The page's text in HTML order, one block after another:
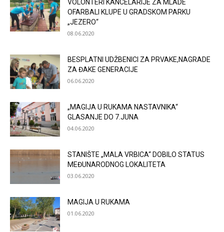
VOLONTERI KANCELARIJE ZA MLADE
OFARBALI KLUPE U GRADSKOM PARKU
„JEZERO“
08.06.2020
BESPLATNI UDŽBENICI ZA PRVAKE,NAGRADE
ZA ĐAKE GENERACIJE
06.06.2020
„MAGIJA U RUKAMA NASTAVNIKA“
GLASANJE DO 7.JUNA
04.06.2020
STANIŠTE „MALA VRBICA“ DOBILO STATUS
MEĐUNARODNOG LOKALITETA
03.06.2020
MAGIJA U RUKAMA
01.06.2020